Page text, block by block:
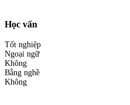
Học vấn
Tốt nghiệp
Ngoại ngữ
Không
Bằng nghề
Không